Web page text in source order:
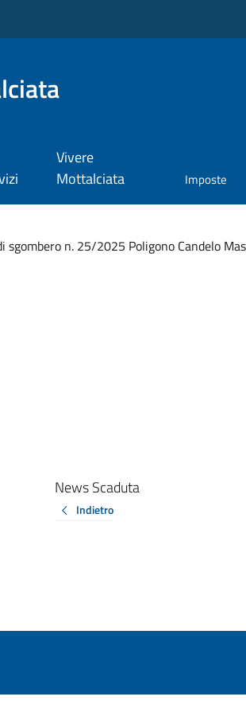
Vivere
Mottalciata
Imposte
sgombero n. 25/2025 Poligono Candelo
News Scaduta
Indietro